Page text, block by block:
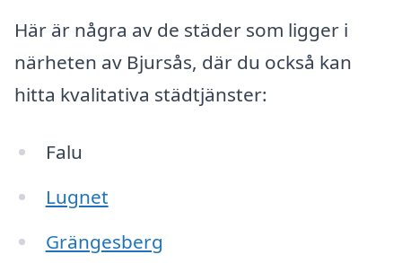
Här är några av de städer som ligger i
närheten av Bjursås, där du också kan
hitta kvalitativa städtjänster:
Falu
Lugnet
Grängesberg